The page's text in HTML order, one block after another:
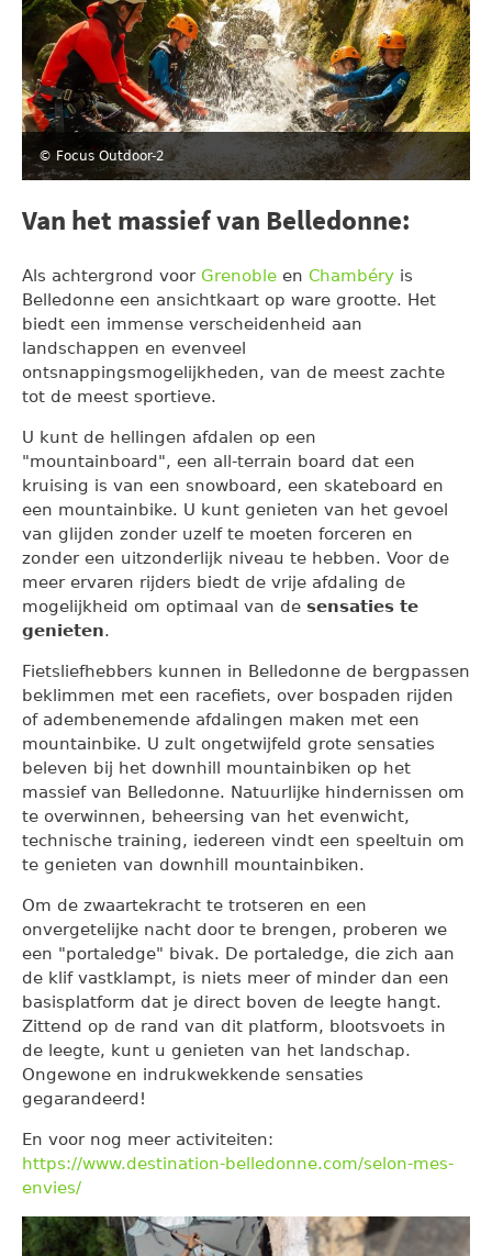
© Focus Outdoor-2
Van het massief van Belledonne:
Als achtergrond voor Grenoble en Chambéry is
Belledonne een ansichtkaart op ware grootte. Het
biedt een immense verscheidenheid aan
landschappen en evenveel
ontsnappingsmogelijkheden, van de meest zachte
tot de meest sportieve.
U kunt de hellingen afdalen op een
"mountainboard", een all-terrain board dat een
kruising is van een snowboard, een skateboard en
een mountainbike. U kunt genieten van het gevoel
van glijden zonder uzelf te moeten forceren en
zonder een uitzonderlijk niveau te hebben. Voor de
meer ervaren rijders biedt de vrije afdaling de
mogelijkheid om optimaal van de sensaties te
genieten.
Fietsliefhebbers kunnen in Belledonne de bergpassen
beklimmen met een racefiets, over bospaden rijden
of adembenemende afdalingen maken met een
mountainbike. U zult ongetwijfeld grote sensaties
beleven bij het downhill mountainbiken op het
massief van Belledonne. Natuurlijke hindernissen om
te overwinnen, beheersing van het evenwicht,
technische training, iedereen vindt een speeltuin om
te genieten van downhill mountainbiken.
Om de zwaartekracht te trotseren en een
onvergetelijke nacht door te brengen, proberen we
een "portaledge" bivak. De portaledge, die zich aan
de klif vastklampt, is niets meer of minder dan een
basisplatform dat je direct boven de leegte hangt.
Zittend op de rand van dit platform, blootsvoets in
de leegte, kunt u genieten van het landschap.
Ongewone en indrukwekkende sensaties
gegarandeerd!
En voor nog meer activiteiten:
https://www.destination-belledonne.com/selon-mes-
envies/